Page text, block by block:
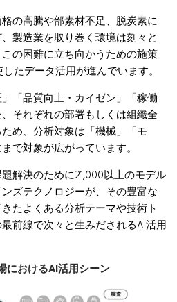
の高騰や部素材不足、脱炭素に
製造業を取り巻く環境は刻々と
の困難に立ち向かうための施策
たデータ活用が進んでいます。
「品質向上・カイゼン」
「稼働
それぞれの部署もしくは組織全
め、分析対象は「機械」「モ
で対象が広がっています。
解決のために21,000以上のモデル
ズテクノロジーが、その豊富な
たよくある分析テーマや技術ト
前線で次々と生みだされるAI活用
におけるAI活用シーン